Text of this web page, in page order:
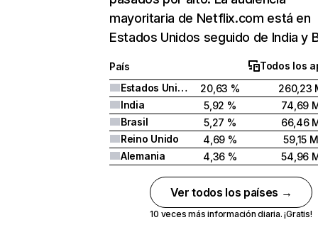
mayoritaria de Netflix.com está en
Estados Unidos seguido de India y
País
Todos los
Estados Unidos
20,63 %
260,23
India
5,92 %
74,69
Brasil
5,27 %
66,46
Reino Unido
4,69 %
59,15 M
Alemania
4,36 % 54,96
Ver todos los países →
10 veces más información diaria. ¡Gratis!